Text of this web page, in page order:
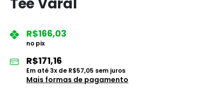
R$166,03
no pix
R$171,16
Em até3x de R$57,05 sem juros
Mais formas de pagamento